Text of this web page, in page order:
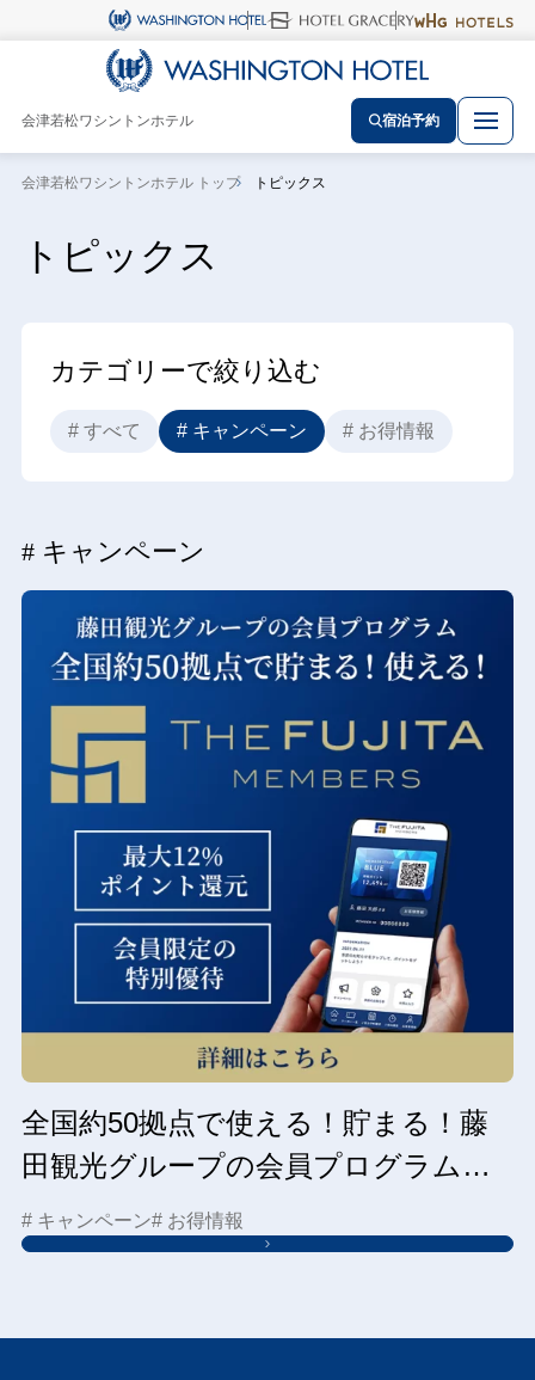
会津若松ワシントンホテル 宿泊予約
会津若松ワシントンホテル トップ トピックス
トピックス
カテゴリーで絞り込む
# すべて # キャンペーン # お得情報
# キャンペーン
全国約50拠点で使える！貯まる！藤
田観光グループの会員プログラムは
こちら
# キャンペーン# お得情報